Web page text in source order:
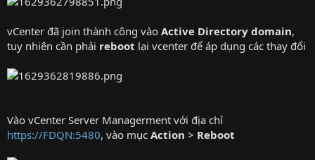
vCenter đã join thành công vào Active Directory domain,
tuy nhiên cần phải reboot lại vcenter để áp dụng các thay đổi
Vào vCenter Server Managerment với địa chỉ
https://FDQN:5480, vào mục Action > Reboot